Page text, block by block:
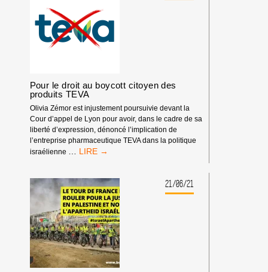
Pour le droit au boycott citoyen des
produits TEVA
Olivia Zémor est injustement poursuivie devant la
Cour d’appel de Lyon pour avoir, dans le cadre de sa
liberté d’expression, dénoncé l’implication de
l’entreprise pharmaceutique TEVA dans la politique
israélienne … POUR
AU
BOYCOTT
CITOYEN
DES
PRODUITS
TEVA
21/06/21